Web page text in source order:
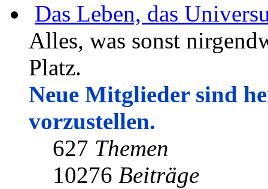
Das Leben, das
Alles, was sonst
Platz.
Neue Mitglieder sind
vorzustellen.
627 Themen
10276 Beiträge